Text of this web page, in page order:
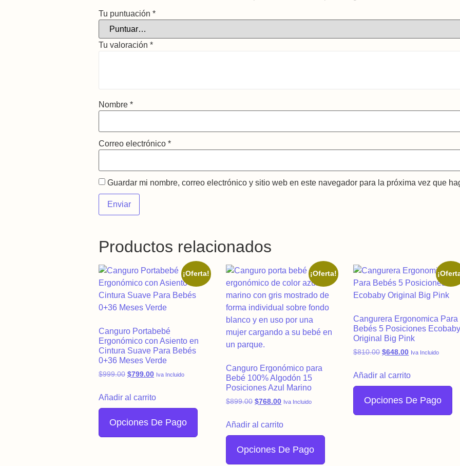
Tu puntuación *
Tu valoración *
Nombre *
Correo electrónico *
Guardar mi nombre, correo electrónico y sitio web en este navegador para la próxima vez que
Productos relacionados
¡Oferta!
Canguro Portabebé
Ergonómico con Asiento en
Cintura Suave Para Bebés
0+36 Meses Verde
$999.00 Original price was: $999.00.
$799.00Current price is: $799.00.
Iva Incluido
Añadir al carrito
Opciones De Pago
¡Oferta!
Canguro Ergonómico para
Bebé 100% Algodón 15
Posiciones Azul Marino
$899.00 Original price was: $899.00.
$768.00Current price is: $768.00.
Iva Incluido
Añadir al carrito
Opciones De Pago
Cangurera Ergonomica Para
Bebés 5 Posiciones
Original Big Pink
$810.00 Original price was:
$648.00Current price
Iva Incluido
Añadir al carrito
Opciones De Pago